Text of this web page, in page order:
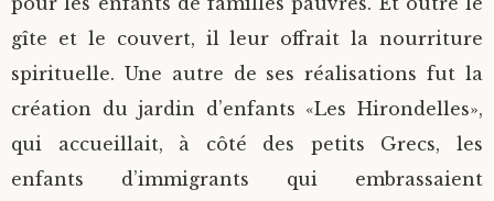
gîte et le couvert, il leur offrait la nourriture
spirituelle. Une autre de ses réalisations fut la
création du jardin d’enfants «Les Hirondelles»,
qui accueillait, à côté des petits Grecs, les
enfants d’immigrants qui embrassaient